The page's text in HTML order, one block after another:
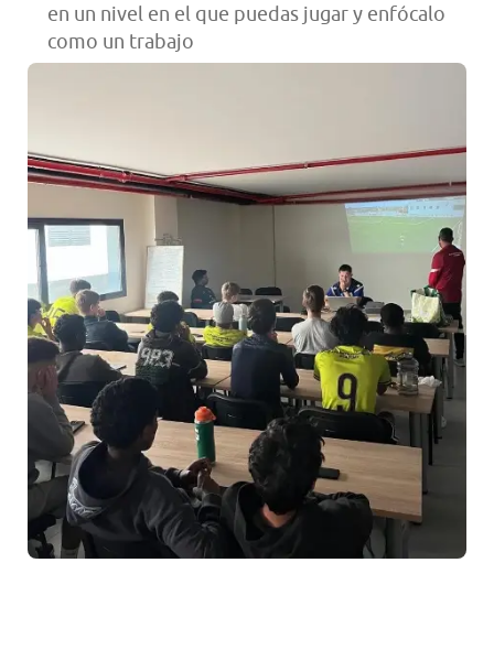
en un nivel en el que puedas jugar y enfócalo
como un trabajo